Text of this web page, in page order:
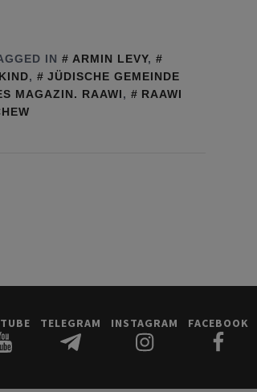
IN ARMIN LEVY,
,
JÜDISCHE GEMEINDE
MAGAZIN. RAAWI,
RAAWI
TELEGRAM INSTAGRAM FACEBOOK